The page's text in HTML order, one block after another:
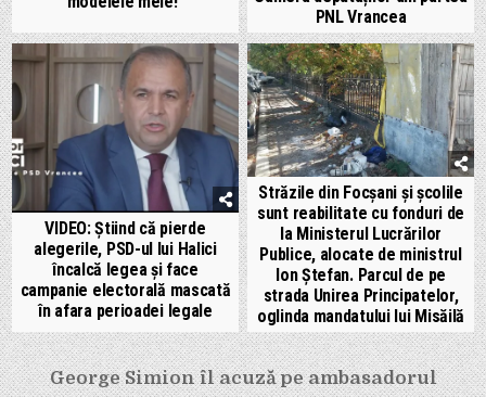
PNL Vrancea
VIDEO: Știind că pierde
alegerile, PSD-ul lui Halici
încalcă legea și face
campanie electorală mascată
în afara perioadei legale
Străzile din Focșani și școlile
sunt reabilitate cu fonduri de
la Ministerul Lucrărilor
Publice, alocate de ministrul
Ion Ștefan. Parcul de pe
strada Unirea Principatelor,
oglinda mandatului lui Misăilă
Navigare
George Simion îl acuză pe ambasadorul